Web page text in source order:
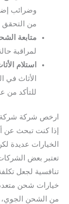
وضرائب
من التحقق
متابعة
لمراقبة
استلام
الأثاث
للتأكد من
ارخص شركة
إذا كنت تبحث
الخيارات عديدة
تعتبر بعض
تنافسية لجعل
خيارات شحن
من الشحن الجوي،